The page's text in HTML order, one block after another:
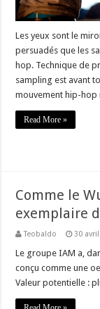
Les yeux sont le
persuadés que les
hop. Technique de
sampling est avant
mouvement hip-hop
Read More »
Comme le
exemplaire
Teobaldo 30
Le groupe IAM a,
conçu comme une
Valeur potentielle :